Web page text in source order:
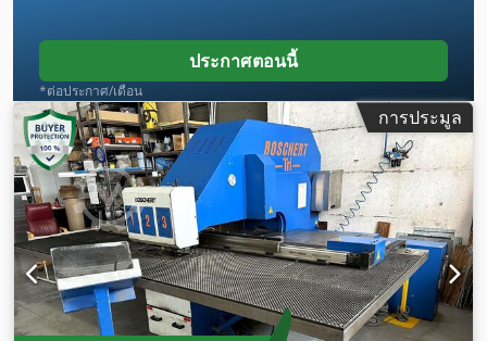
ประกาศตอนนี้
*ต่อประกาศ/เดือน
การประมูล